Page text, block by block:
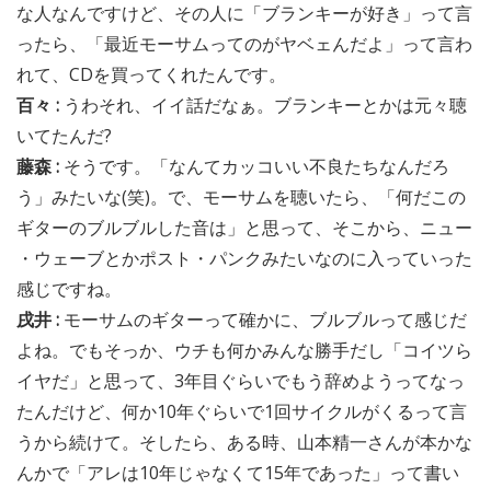
な人なんですけど、その人に「ブランキーが好き」って言
ったら、「最近モーサムってのがヤベェんだよ」って言わ
れて、CDを買ってくれたんです。
百々 : うわそれ、イイ話だなぁ。ブランキーとかは元々聴
いてたんだ?
藤森 : そうです。「なんてカッコいい不良たちなんだろ
う」みたいな(笑)。で、モーサムを聴いたら、「何だこの
ギターのブルブルした音は」と思って、そこから、ニュー
・ウェーブとかポスト・パンクみたいなのに入っていった
感じですね。
戌井 : モーサムのギターって確かに、ブルブルって感じだ
よね。でもそっか、ウチも何かみんな勝手だし「コイツら
イヤだ」と思って、3年目ぐらいでもう辞めようってなっ
たんだけど、何か10年ぐらいで1回サイクルがくるって言
うから続けて。そしたら、ある時、山本精一さんが本かな
んかで「アレは10年じゃなくて15年であった」って書い